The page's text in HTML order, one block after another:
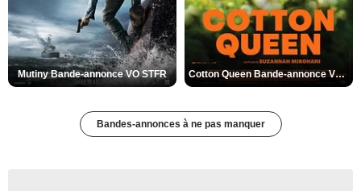
Mutiny Bande-annonce VO STFR Cotton Queen Bande-annonce VO STFR
Bandes-annonces à ne pas manquer